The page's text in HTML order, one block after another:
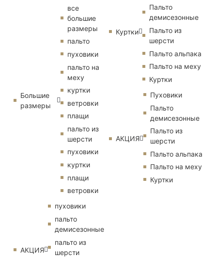
Большие
размеры
все
большие
размеры
пальто
пуховики
пальто на
меху
куртки
ветровки
плащи
пальто из
шерсти
пуховики
куртки
плащи
ветровки
АКЦИЯ
пуховики
пальто
демисезонные
пальто из
шерсти
Куртки
Пальто
демисезонные
Пальто из
шерсти
Пальто альпака
Пальто на меху
Куртки
АКЦИЯ
Пуховики
Пальто
демисезонные
Пальто из
шерсти
Пальто альпака
Пальто на меху
Куртки